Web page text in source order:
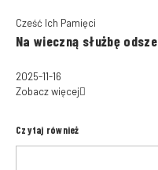
Cześć Ich Pamięci
Na wieczną służbę
2025-11-16
Zobacz więcej
Czytaj również